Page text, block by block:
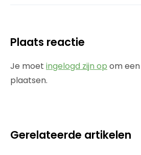
Plaats reactie
Je moet ingelogd zijn op om
plaatsen.
Gerelateerde artikelen